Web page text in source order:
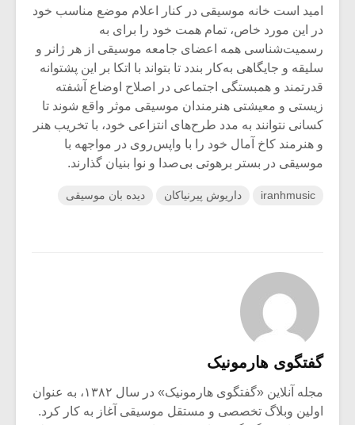
امید است خانه موسیقی در کنار اعلام موضع مناسب خود
در این مورد خاص، تمام همت خود را برای به
رسمیت‌شناسی همه اعضای جامعه موسیقی از هر ژانر و
سلیقه و جایگاهی به‌کار بندد تا بتواند با اتکا بر این پشتوانه
قدرتمند و همبستگی اجتماعی در اصلاح اوضاع آشفته
زیستی و معیشتی هنرمندان موسیقی موثر واقع شوند تا
کسانی نتوانند به مدد طرح‌های انتزاعی خود، با تخریب هنر
و‌ هنرمند کاخ آمال خود را با واپس‌روی در مواجهه با
موسیقی در بستر برهوتی بی‌صدا و نوا بنیان گذارند.
iranhmusic داریوش پیرنیاکان دیده بان موسیقی
گفتگوی هارمونیک
مجله آنلاین «گفتگوی هارمونیک» در سال ۱۳۸۲، به عنوان
اولین وبلاگ تخصصی و مستقل موسیقی آغاز به کار کرد.